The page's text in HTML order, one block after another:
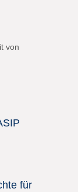
von
für